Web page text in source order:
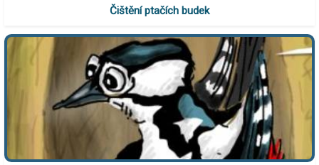
Čištění ptačích budek